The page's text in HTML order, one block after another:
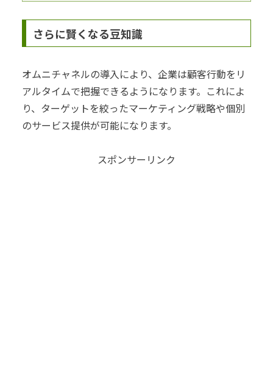
さらに賢くなる豆知識
オムニチャネルの導入により、企業は顧客行動をリ
アルタイムで把握できるようになります。これによ
り、ターゲットを絞ったマーケティング戦略や個別
のサービス提供が可能になります。
スポンサーリンク